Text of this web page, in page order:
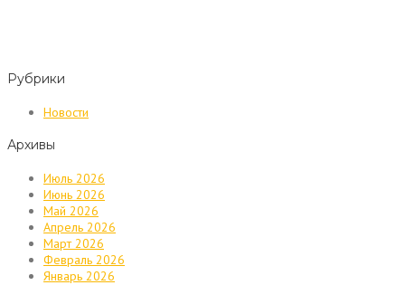
Рубрики
Новости
Архивы
Июль 2026
Июнь 2026
Май 2026
Апрель 2026
Март 2026
Февраль 2026
Январь 2026